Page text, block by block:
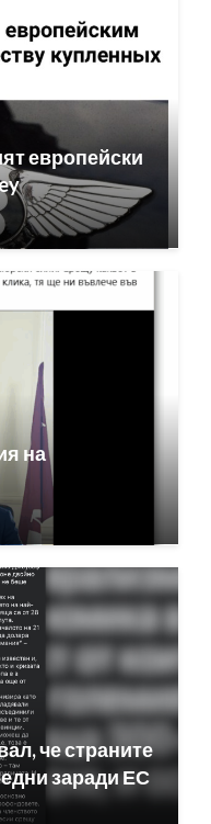
европейски
на
че страните
заради ЕС